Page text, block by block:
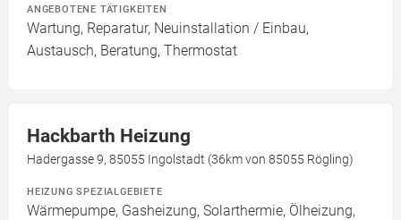
ANGEBOTENE TÄTIGKEITEN
Wartung, Reparatur, Neuinstallation / Einbau,
Austausch, Beratung, Thermostat
Hackbarth Heizung
Hadergasse 9, 85055 Ingolstadt (36km von 85055 Rögling)
HEIZUNG SPEZIALGEBIETE
Wärmepumpe, Gasheizung, Solarthermie, Ölheizung,